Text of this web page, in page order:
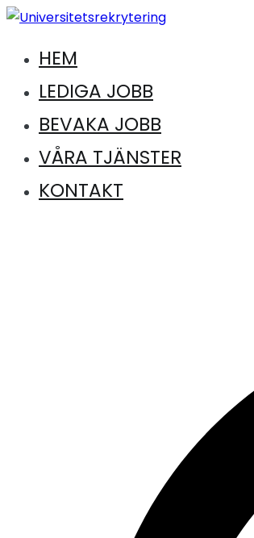
Hoppa
innehåll
Jobb inom universitet och
HEM
LEDIGA JOBB
BEVAKA JOBB
VÅRA TJÄNSTER
KONTAKT